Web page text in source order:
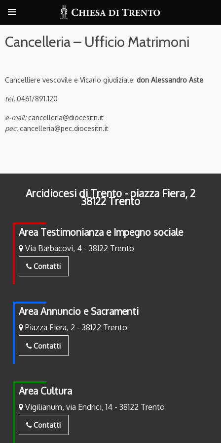
Cancelleria – Ufficio Matrimoni
Cancelliere vescovile e Vicario giudiziale: don Alessandro Aste
tel. 0461/891.120
e-mail:cancelleria@diocesitn.it
pec:cancelleria@pec.diocesitn.it
Arcidiocesi di Trento - piazza Fiera, 2
38122 Trento
Area Testimonianza e Impegno sociale
Via Barbacovi, 4 - 38122 Trento
Contatti
Area Annuncio e Sacramenti
Piazza Fiera, 2 - 38122 Trento
Contatti
Area Cultura
Vigilianum, via Endrici, 14 - 38122 Trento
Contatti